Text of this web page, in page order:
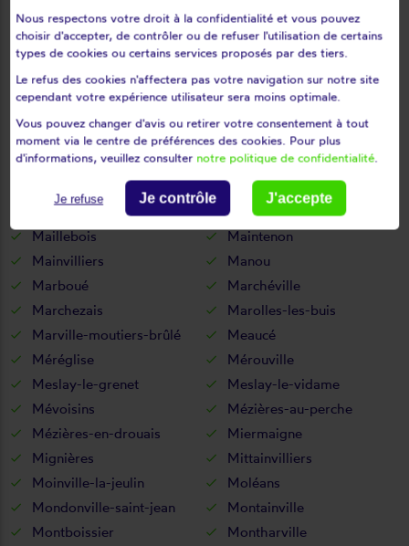
Léthuin
Levainville
Lèves
Levesville-la-chenard
Logron
Loigny-la-bataille
Lormaye
Louville-la-chenard
Lucé
Luigny
Luisant
Lumeau
Luray
Lutz-en-dunois
Magny
Maillebois
Maintenon
Mainvilliers
Manou
Marboué
Marchéville
Marchezais
Marolles-les-buis
Marville-moutiers-brûlé
Meaucé
Méréglise
Mérouville
Meslay-le-grenet
Meslay-le-vidame
Mévoisins
Mézières-au-perche
Mézières-en-drouais
Miermaigne
Mignières
Mittainvilliers
Moinville-la-jeulin
Moléans
Mondonville-saint-jean
Montainville
Montboissier
Montharville
Nous respectons votre droit à la confidentialité et vous pouvez
choisir d'accepter, de contrôler ou de refuser l'utilisation de certains
types de cookies ou certains services proposés par des tiers.
Le refus des cookies n'affectera pas votre navigation sur notre site
cependant votre expérience utilisateur sera moins optimale.
Vous pouvez changer d'avis ou retirer votre consentement à tout
moment via le centre de préférences des cookies. Pour plus
d'informations, veuillez consulter notre politique de confidentialité.
Je refuse Je contrôle J'accepte